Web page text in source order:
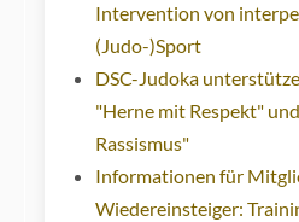
Intervention von
(Judo-)Sport
DSC-Judoka
"Herne mit Respekt"
Rassismus"
Informationen für
Wiedereinsteiger: